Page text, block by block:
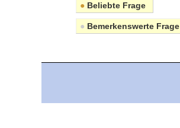
● Beliebte Frage
● Bemerkenswerte Frage